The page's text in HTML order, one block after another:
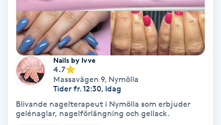
Pigmentfläckar
Plastikkirurgi
Powder brows
Power Yoga
Nails by Ivve
4.7
Massavägen 9, Nymölla
Tider fr. 12:30, Idag
Blivande nagelterapeut i Nymölla som erbjuder
gelénaglar, nagelförlängning och gellack.